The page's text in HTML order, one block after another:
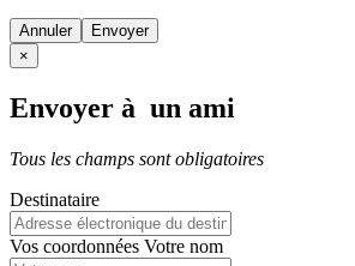
Annuler
×
Envoyer à un ami
Tous les champs sont obligatoires
Destinataire
Vos coordonnées Votre nom